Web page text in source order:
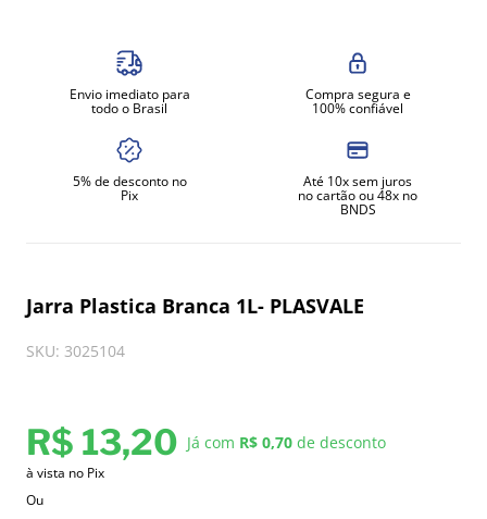
Envio imediato para
todo o Brasil
Compra segura e
100% confiável
5% de desconto no
Pix
Até 10x sem juros
no cartão ou 48x no
BNDS
Jarra Plastica Branca 1L- PLASVALE
SKU: 3025104
R$ 13,20 Já com R$ 0,70 de desconto
à vista no Pix
Ou
exaustor
fritadeira